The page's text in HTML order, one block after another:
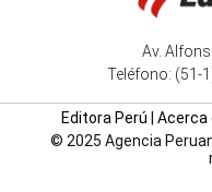
Av.
Teléfono: (51-
Editora Perú Acerca
© 2025 Agencia